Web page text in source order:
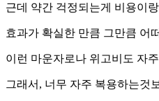
근데 약간 걱정되는게 비용이
효과가 확실한 만큼 그만큼 어
이런 마운자로나 위고비도 자
그래서, 너무 자주 복용하는것